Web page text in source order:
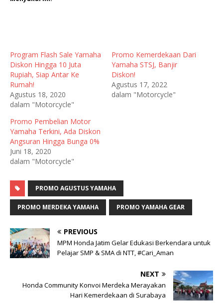
Program Flash Sale Yamaha
Diskon Hingga 10 Juta
Rupiah, Siap Antar Ke
Rumah!
Agustus 18, 2020
dalam "Motorcycle"
Promo Kemerdekaan Dari
Yamaha STSJ, Banjir
Diskon!
Agustus 17, 2022
dalam "Motorcycle"
Promo Pembelian Motor
Yamaha Terkini, Ada Diskon
Angsuran Hingga Bunga 0%
Juni 18, 2020
dalam "Motorcycle"
PROMO AGUSTUS YAMAHA
PROMO MERDEKA YAMAHA PROMO YAMAHA GEAR
PREVIOUS
MPM Honda Jatim Gelar Edukasi Berkendara untuk
Pelajar SMP & SMA di NTT, #Cari_Aman
NEXT
Honda Community Konvoi Merdeka Merayakan
Hari Kemerdekaan di Surabaya